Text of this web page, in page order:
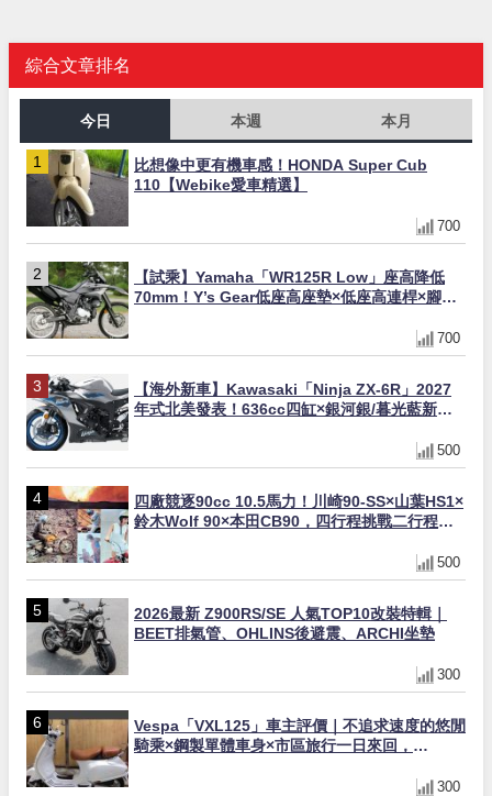
綜合文章排名
今日 本週 本月
比想像中更有機車感！HONDA Super Cub
110【Webike愛車精選】
700
【試乘】Yamaha「WR125R Low」座高降低
70mm！Y’s Gear低座高座墊×低座高連桿×腳踏
700
【海外新車】Kawasaki「Ninja ZX-6R」2027
年式北美發表！636cc四缸×銀河銀/暮光藍新色
500
四廠競逐90cc 10.5馬力！川崎90-SS×山葉HS1×
鈴木Wolf 90×本田CB90，四行程挑戰二行程的
500
2026最新 Z900RS/SE 人氣TOP10改裝特輯｜
BEET排氣管、OHLINS後避震、ARCHI坐墊
300
Vespa「VXL125」車主評價｜不追求速度的悠閒
騎乘×鋼製單體車身×市區旅行一日來回，
300